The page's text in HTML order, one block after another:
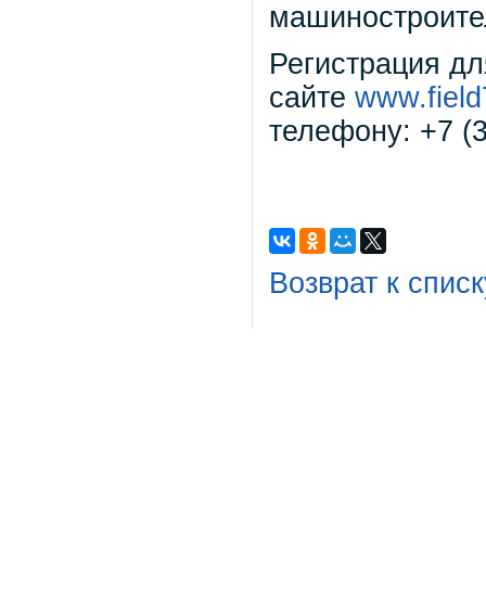
Регистрация
сайте
телефону: +7
Возврат к